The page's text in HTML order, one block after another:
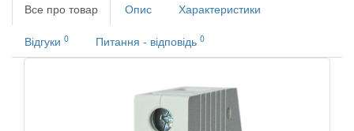
Все про товар Опис Характеристики
Відгуки 0 Питання - відповідь 0